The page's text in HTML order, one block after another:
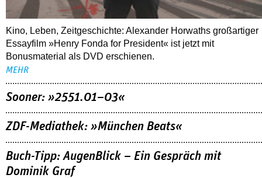
Kino, Leben, Zeitgeschichte: Alexander Horwaths großartiger
Essayfilm »Henry Fonda for President« ist jetzt mit
Bonusmaterial als DVD erschienen.
MEHR
Sooner: »2551.01–03«
ZDF-Mediathek: »München Beats«
Buch-Tipp: AugenBlick – Ein Gespräch mit
Dominik Graf